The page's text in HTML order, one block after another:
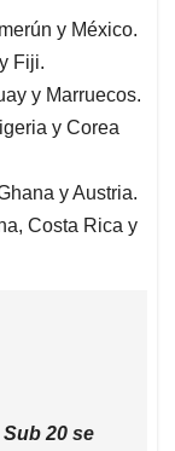
y México.
Fiji.
y Marruecos.
y Corea
y Austria.
Costa Rica y
20 se